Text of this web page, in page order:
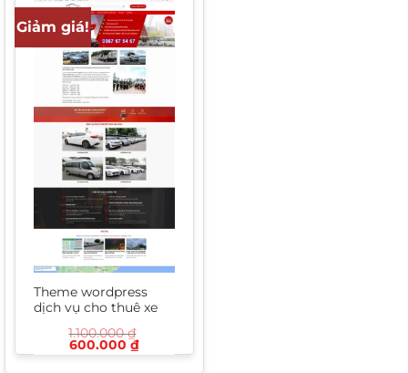
Giảm giá!
Theme wordpress
dịch vụ cho thuê xe
1.100.000₫
Giá
600.000 ₫Giá